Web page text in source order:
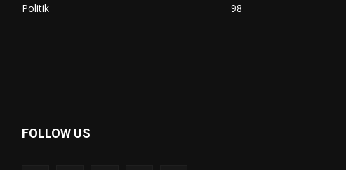
Politik
98
FOLLOW US